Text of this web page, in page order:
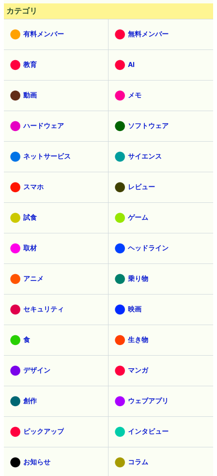
カテゴリ
有料メンバー 無料メンバー
教育 AI
動画 メモ
ハードウェア ソフトウェア
ネットサービス サイエンス
スマホ レビュー
試食 ゲーム
取材 ヘッドライン
アニメ 乗り物
セキュリティ 映画
食 生き物
デザイン マンガ
創作 ウェブアプリ
ピックアップ インタビュー
お知らせ コラム